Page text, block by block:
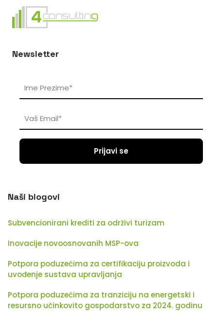
Newsletter
Naši blogovi
Subvencionirani krediti za održivi turizam
Inovacije novoosnovanih MSP-ova
Potpora poduzećima za certifikaciju proizvoda i
uvođenje sustava upravljanja
Potpora poduzećima za tranziciju na energetski i
resursno učinkovito gospodarstvo za 2024. godinu